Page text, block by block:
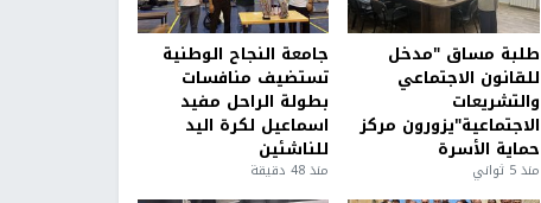
طلبة مساق "مدخل
للقانون الاجتماعي
والتشريعات
الاجتماعية"يزورون مركز
حماية الأسرة
منذ 5 ثواني
جامعة النجاح الوطنية
تستضيف منافسات
بطولة الراحل مفيد
اسماعيل لكرة اليد
للناشئين
منذ 48 دقيقة